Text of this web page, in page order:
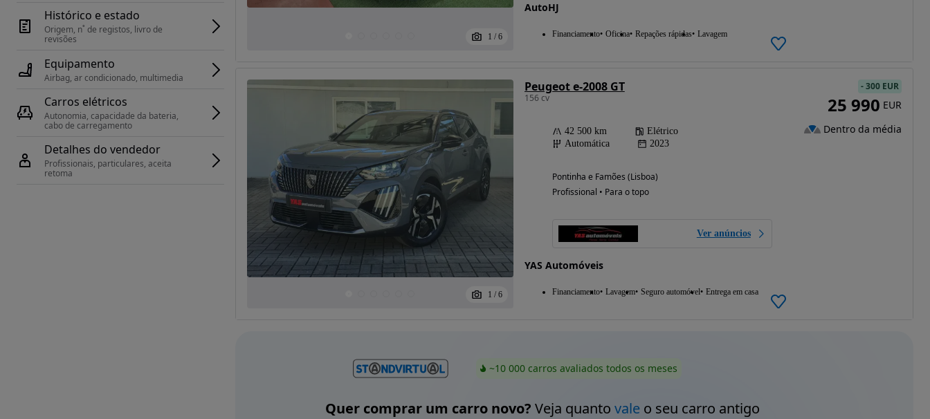
Histórico e estado
Origem, n˚ de registos, livro de
revisões
Equipamento
Airbag, ar condicionado, multimedia
Carros elétricos
Autonomia, capacidade da bateria,
cabo de carregamento
Detalhes do vendedor
Profissionais, particulares, aceita
retoma
1 / 6
AutoHJ
Financiamento Oficina Repações rápidas Lavagem
1 / 6
Peugeot e-2008 GT
156 cv
42 500 km
Elétrico
Automática
2023
Pontinha e Famões (Lisboa)
Profissional • Para o topo
Ver anúncios
YAS Automóveis
Financiamento Lavagem Seguro automóvel Entrega em casa
-300 EUR
25 990 EUR
Dentro da média
~10 000 carros avaliados todos os meses
Quer comprar um carro novo? Veja quanto valeo seu carro antigo